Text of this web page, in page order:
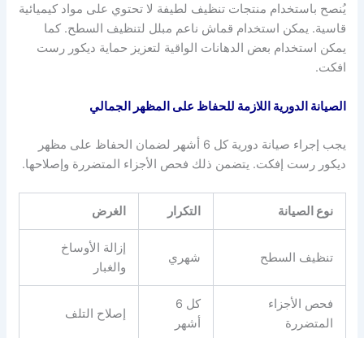
يُنصح باستخدام منتجات تنظيف لطيفة لا تحتوي على مواد كيميائية
قاسية. يمكن استخدام قماش ناعم مبلل لتنظيف السطح. كما
يمكن استخدام بعض الدهانات الواقية لتعزيز حماية ديكور رست
افكت.
الصيانة الدورية اللازمة للحفاظ على المظهر الجمالي
يجب إجراء صيانة دورية كل 6 أشهر لضمان الحفاظ على مظهر
ديكور رست إفكت. يتضمن ذلك فحص الأجزاء المتضررة وإصلاحها.
نوع الصيانة التكرار الغرض
تنظيف السطح شهري
إزالة الأوساخ
والغبار
فحص الأجزاء
المتضررة
كل 6
أشهر
إصلاح التلف